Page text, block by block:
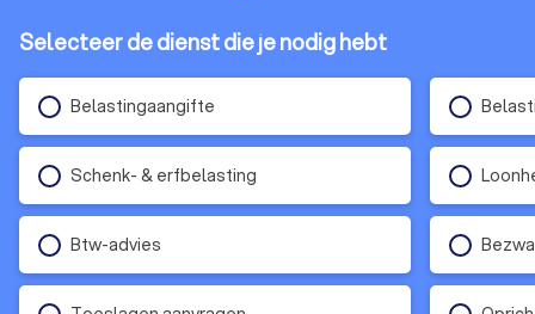
Selecteer de dienst die je nodig hebt
Belastingaangifte
Schenk- & erfbelasting
Btw-advies